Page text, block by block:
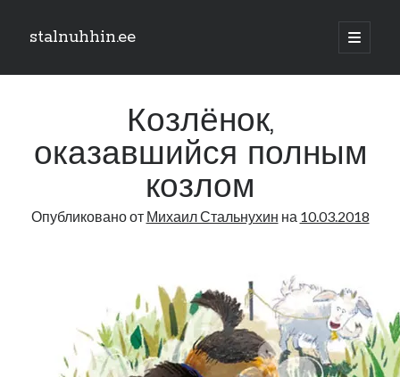
stalnuhhin.ee
отрыть
Боковая
панель
В мире
Нарва и северо-восток
Обзор прессы
Образование
Козлёнок,
оказавшийся полным
козлом
Опубликовано от Михаил Стальнухин на 10.03.2018